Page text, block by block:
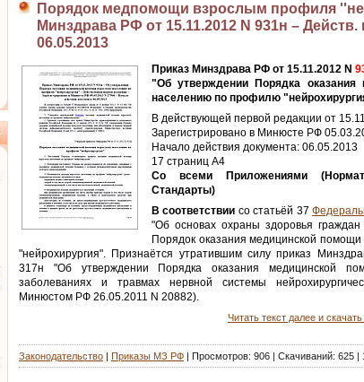
Порядок медпомощи взрослым профиля
Минздрава РФ от 15.11.2012 N 931н – Действ.
06.05.2013
Приказ Минздрава РФ от 15.11.2012 N
"Об утверждении Порядка
населению по профилю
В действующей первой редакции от
Зарегистрировано в Минюсте РФ
Начало действия документа: 06.05.2013
17 страниц А4
Со всеми Приложениями
Стандарты)
В соответствии со статьёй 37
"Об основах охраны здоровья
Порядок оказания медицинской
"нейрохирургия". Признаётся утратившим силу приказ
317н "Об утверждении Порядка оказания медицинской
заболеваниях и травмах нервной системы
Минюстом РФ 26.05.2011 N 20882).
Читать текст далее и
Законодательство | Приказы МЗ РФ | Просмотров: 906 | Скачиваний: 625 |